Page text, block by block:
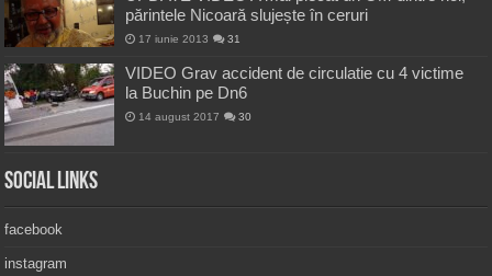
părintele Nicoară slujește în ceruri
17 iunie 2013 31
VIDEO Grav accident de circulatie cu 4 victime
la Buchin pe Dn6
14 august 2017 30
Social Links
facebook
instagram